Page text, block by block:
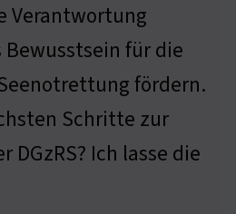
Verantwortung
für die
fördern.
Schritte zur
DGzRS? Ich lasse die